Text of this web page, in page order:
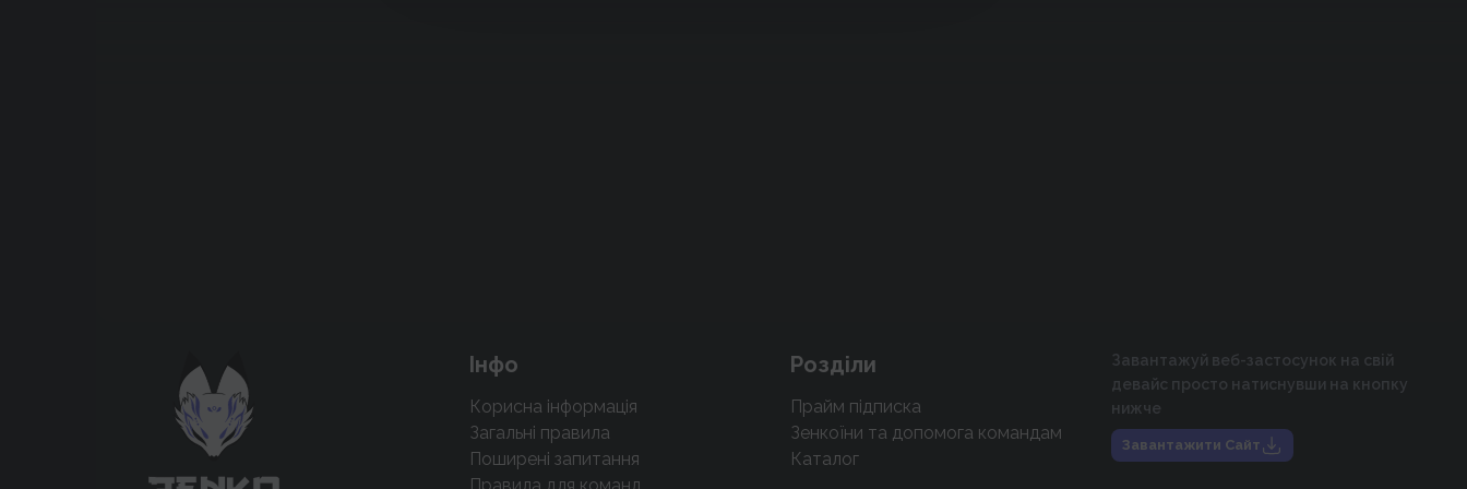
крутих нововведень
Підтримати проєкт
Інфо
Корисна інформація
Загальні правила
Поширені запитання
Розділи
Прайм підписка
Зенкоїни та допомога командам
Каталог
Завантажуй веб-застосунок на свій
девайс просто натиснувши на кнопку
нижче
Завантажити Сайт